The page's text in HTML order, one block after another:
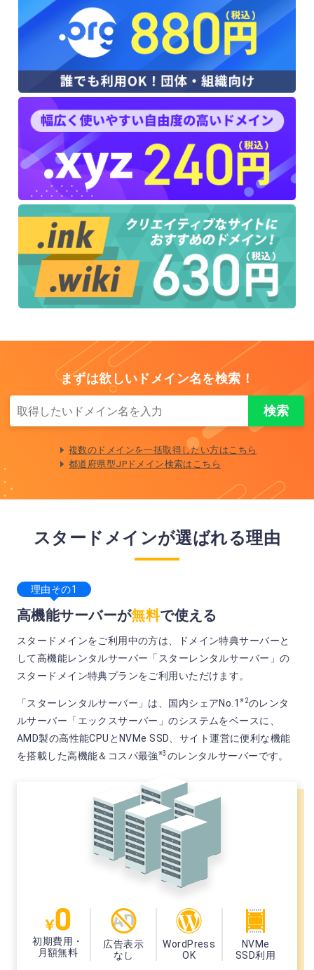
まずは欲しいドメイン名を検索！
複数のドメインを一括取得したい方はこちら
都道府県型JPドメイン検索はこちら
スタードメインが選ばれる理由
理由その1
高機能サーバーが無料で使える
スタードメインをご利用中の方は、ドメイン特典サーバーと
して高機能レンタルサーバー「スターレンタルサーバー」の
スタードメイン特典プランをご利用いただけます。
「スターレンタルサーバー」は、国内シェアNo.1※2のレンタ
ルサーバー「エックスサーバー」のシステムをベースに、
AMD製の高性能CPUとNVMe SSD、サイト運営に便利な機能
を搭載した高機能＆コスパ最強※3 のレンタルサーバーです。
初期費用・
月額無料
広告表示
なし
WordPress
OK
NVMe
SSD利用